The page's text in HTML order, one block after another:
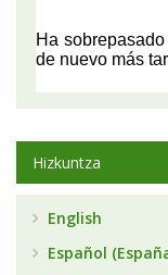
Hizkuntza
English
Español